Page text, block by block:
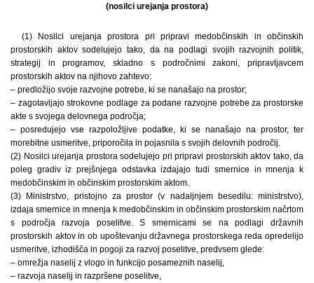
(nosilci urejanja prostora)
(1) Nosilci urejanja prostora pri pripravi medobčinskih in občinskih
prostorskih aktov sodelujejo tako, da na podlagi svojih razvojnih politik,
strategij in programov, skladno s področnimi zakoni, pripravljavcem
prostorskih aktov na njihovo zahtevo:
– predložijo svoje razvojne potrebe, ki se nanašajo na prostor;
– zagotavljajo strokovne podlage za podane razvojne potrebe za prostorske
akte s svojega delovnega področja;
– posredujejo vse razpoložljive podatke, ki se nanašajo na prostor, ter
morebitne usmeritve, priporočila in pojasnila s svojih delovnih področij.
(2) Nosilci urejanja prostora sodelujejo pri pripravi prostorskih aktov tako, da
poleg gradiv iz prejšnjega odstavka izdajajo tudi smernice in mnenja k
medobčinskim in občinskim prostorskim aktom.
(3) Ministrstvo, pristojno za prostor (v nadaljnjem besedilu: ministrstvo),
izdaja smernice in mnenja k medobčinskim in občinskim prostorskim načrtom
s področja razvoja poselitve. S smernicami se na podlagi državnih
prostorskih aktov in ob upoštevanju državnega prostorskega reda opredelijo
usmeritve, izhodišča in pogoji za razvoj poselitve, predvsem glede:
– omrežja naselij z vlogo in funkcijo posameznih naselij,
– razvoja naselij in razpršene poselitve,